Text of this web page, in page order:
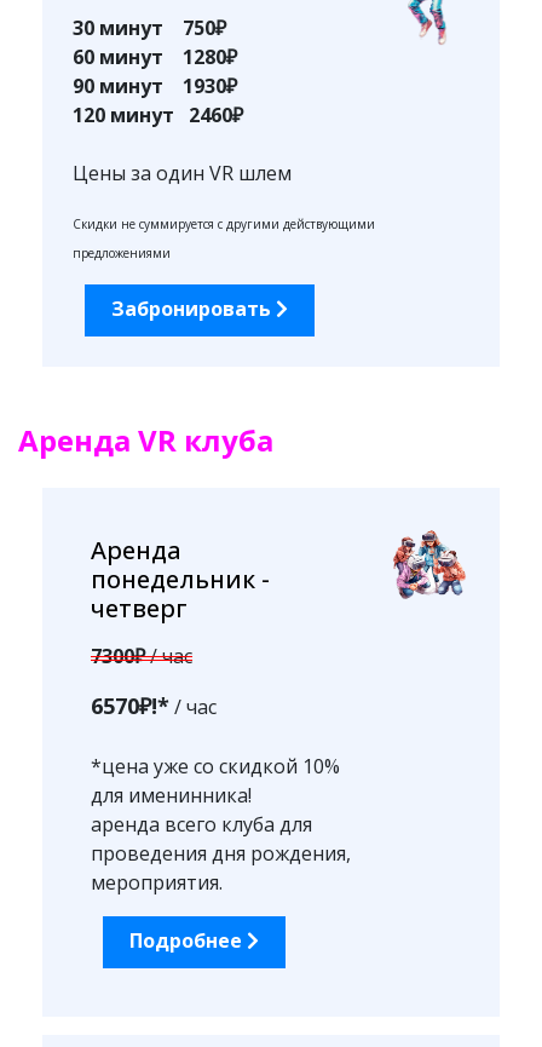
30 минут 750₽
60 минут 1280₽
90 минут 1930₽
120 минут 2460₽
Цены за один VR шлем
Скидки не суммируется с другими действующими
предложениями
Забронировать
Аренда VR клуба
Аренда
понедельник -
четверг
7300₽/ час
6570₽!*/ час
*цена уже со скидкой 10%
для именинника!
аренда всего клуба для
проведения дня рождения,
мероприятия.
Подробнее